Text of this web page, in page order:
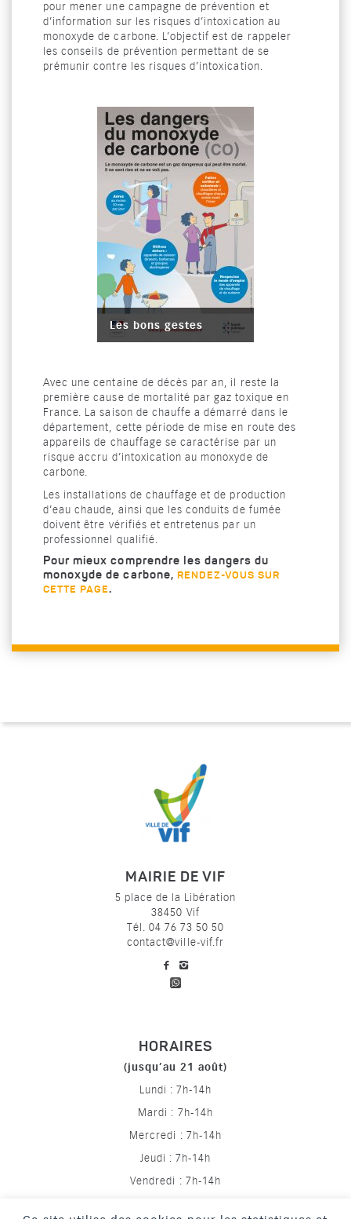
pour mener une campagne de prévention et
d’information sur les risques d’intoxication au
monoxyde de carbone. L’objectif est de rappeler
les conseils de prévention permettant de se
prémunir contre les risques d’intoxication.
Les bons gestes
Avec une centaine de décès par an, il reste la
première cause de mortalité par gaz toxique en
France. La saison de chauffe a démarré dans le
département, cette période de mise en route des
appareils de chauffage se caractérise par un
risque accru d’intoxication au monoxyde de
carbone.
Les installations de chauffage et de production
d’eau chaude, ainsi que les conduits de fumée
doivent être vérifiés et entretenus par un
professionnel qualifié.
Pour mieux comprendre les dangers du
monoxyde de carbone, RENDEZ-VOUS SUR
CETTE PAGE.
MAIRIE DE VIF
5 place de la Libération
38450 Vif
Tél. 04 76 73 50 50
contact@ville-vif.fr
voir notre page facebook
HORAIRES
(jusqu’au 21 août)
Lundi : 7h-14h
Mardi : 7h-14h
Mercredi : 7h-14h
Jeudi : 7h-14h
Vendredi : 7h-14h